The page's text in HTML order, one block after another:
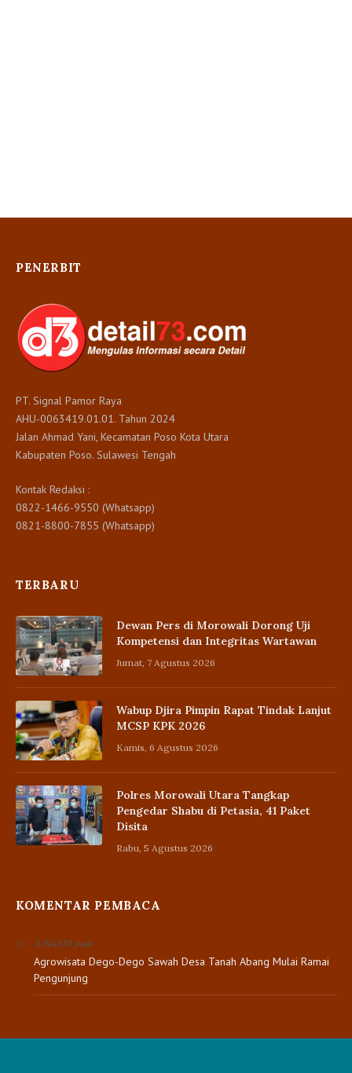
PENERBIT
PT. Signal Pamor Raya
AHU-0063419.01.01. Tahun 2024
Jalan Ahmad Yani, Kecamatan Poso Kota Utara
Kabupaten Poso. Sulawesi Tengah
Kontak Redaksi :
0822-1466-9550 (Whatsapp)
0821-8800-7855 (Whatsapp)
TERBARU
Dewan Pers di Morowali Dorong Uji
Kompetensi dan Integritas Wartawan
Jumat, 7 Agustus 2026
Wabup Djira Pimpin Rapat Tindak Lanjut
MCSP KPK 2026
Kamis, 6 Agustus 2026
Polres Morowali Utara Tangkap
Pengedar Shabu di Petasia, 41 Paket
Disita
Rabu, 5 Agustus 2026
KOMENTAR PEMBACA
JUNAEDIpada
Agrowisata Dego-Dego Sawah Desa Tanah Abang Mulai Ramai
Pengunjung